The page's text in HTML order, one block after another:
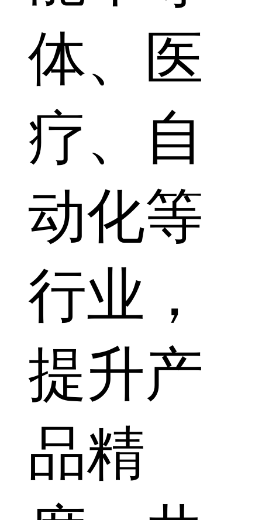
体、医
疗、自
动化等
行业，
提升产
品精